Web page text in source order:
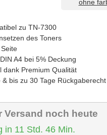
ohne
zu TN-7300
des Toners
DIN A4 bei 5% Deckung
dank Premium Qualität
bis zu 30 Tage Rückgaberecht
Versand noch heute
in 11 Std. 46 Min.